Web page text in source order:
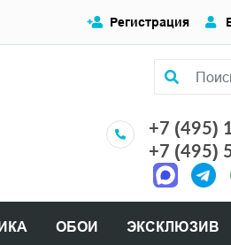
+7 (495)
+7 (495)
Регистрация
ОБОИ ЭКСКЛЮЗИВ